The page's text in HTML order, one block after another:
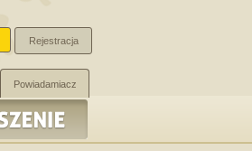
Rejestracja
Powiadamiacz